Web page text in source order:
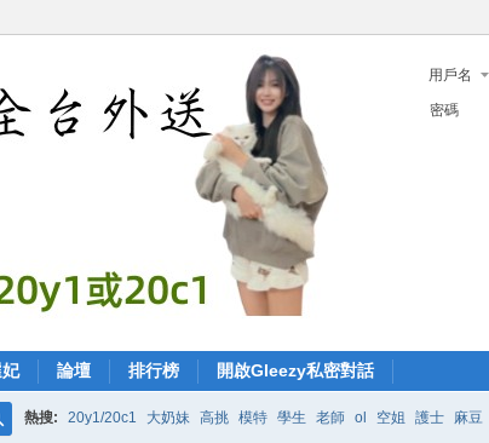
用戶名
密碼
論壇 排行榜 開啟Gleezy私密對話
熱搜: 20y1/20c1 大奶妹 高挑 模特 學生 老師 ol 空姐 護士 麻豆